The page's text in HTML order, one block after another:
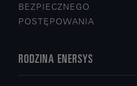
BEZPIECZNEGO
POSTĘPOWANIA
RODZINA ENERSYS